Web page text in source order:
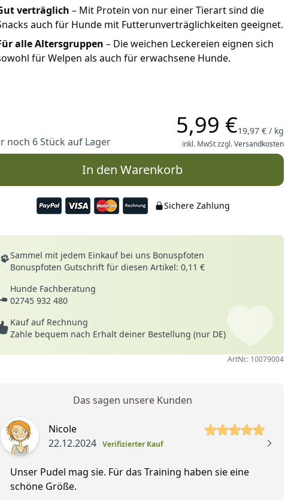
verträglich – Mit Protein von nur einer Tierart sind die
auch für Hunde mit Futterunverträglichkeiten geeignet.
alle Altersgruppen – Die weichen Leckereien eignen sich
für Welpen als auch für erwachsene Hunde.
noch 6 Stück auf Lager
5,99 €19,97 € / kg
inkl. MwSt zzgl.Versandkosten
In den Warenkorb
Sichere Zahlung
Vorteile
Sammel mit jedem Einkauf bei uns Bonuspfoten
Bonuspfoten Gutschrift für diesen Artikel: 0,11 €
Hunde Fachberatung
02745 932 480
Kauf auf Rechnung
Zahle bequem nach Erhalt deiner Bestellung (nur DE)
ArtNr.: 10079004
Das sagen unsere Kunden
Nicole
22.12.2024 Verifizierter Kauf
5 von 5 Sterne
Unser Pudel mag sie. Für das Training haben sie eine
schöne Größe.